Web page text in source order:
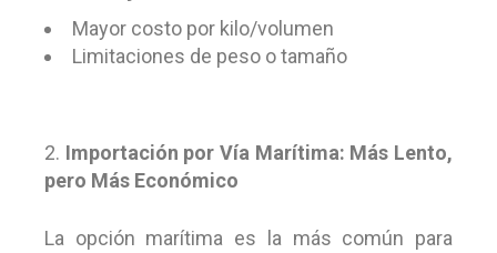
Mayor costo por kilo/volumen
Limitaciones de peso o tamaño
Importación por Vía Marítima: Más Lento,
pero Más Económico
La opción marítima es la más común para